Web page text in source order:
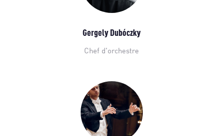
Gergely Dubóczky
Chef d'orchestre